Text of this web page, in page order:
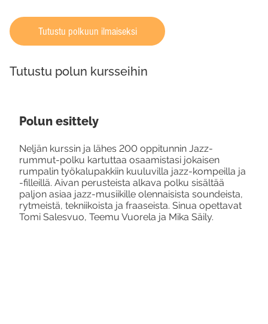
Tutustu polkuun ilmaiseksi
Tutustu polun kursseihin
Polun esittely
Neljän kurssin ja lähes 200 oppitunnin Jazz-
rummut-polku kartuttaa osaamistasi jokaisen
rumpalin työkalupakkiin kuuluvilla jazz-kompeilla ja
-filleillä. Aivan perusteista alkava polku sisältää
paljon asiaa jazz-musiikille olennaisista soundeista,
rytmeistä, tekniikoista ja fraaseista. Sinua opettavat
Tomi Salesvuo, Teemu Vuorela ja Mika Säily.